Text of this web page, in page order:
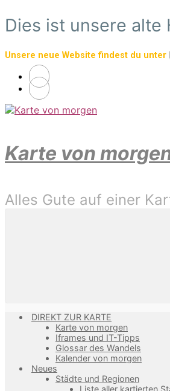
Zum
Hauptinhalt
Dies ist unsere alte
Unsere neue Website findest du unter
Karte von
Alles Gute auf einer
DIREKT ZUR KARTE
Karte von morgen
Iframes und IT-Tipps
Glossar des Wandels
Kalender von morgen
Neues
Städte und Regionen